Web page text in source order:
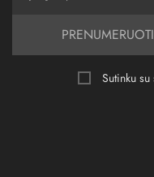
PRENUMERUOTI
Sutinku su